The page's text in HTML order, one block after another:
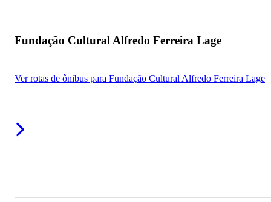
Fundação Cultural Alfredo Ferreira Lage
Ver rotas de ônibus para Fundação Cultural Alfredo Ferreira Lage